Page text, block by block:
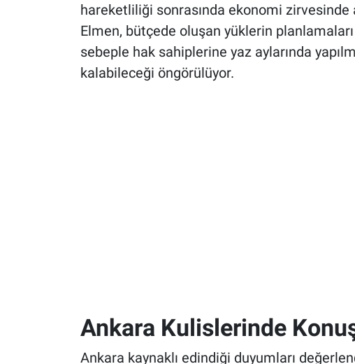
hareketliliği sonrasında ekonomi zirvesinde
Elmen, bütçede oluşan yüklerin
sebeple hak sahiplerine yaz aylarında
kalabileceği öngörülüyor.
Ankara Kulislerinde
Ankara kaynaklı edindiği duyumları